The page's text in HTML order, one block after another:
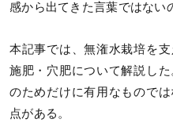
感から出てきた言葉ではない
本記事では、無潅水栽培を
施肥・穴肥について解説し
のためだけに有用なもので
点がある。